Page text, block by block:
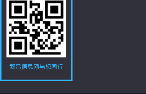
繁昌信息网与您同行